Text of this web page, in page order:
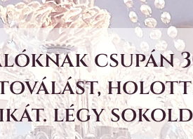
csupán
holott
légy